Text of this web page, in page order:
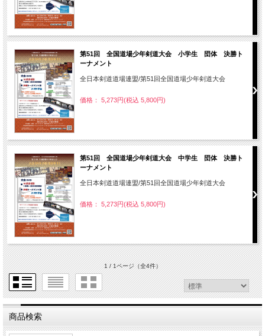
第51回 全国道場少年剣道大会 小学生 団体 決勝ト
ーナメント
全日本剣道道場連盟/第51回全国道場少年剣道大会
価格： 5,273円(税込 5,800円)
第51回 全国道場少年剣道大会 中学生 団体 決勝ト
ーナメント
全日本剣道道場連盟/第51回全国道場少年剣道大会
価格： 5,273円(税込 5,800円)
1 / 1ページ（全4件）
商品検索